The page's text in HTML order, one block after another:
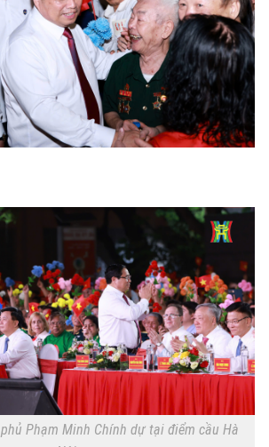
Phạm Minh Chính dự tại điểm cầu Hà